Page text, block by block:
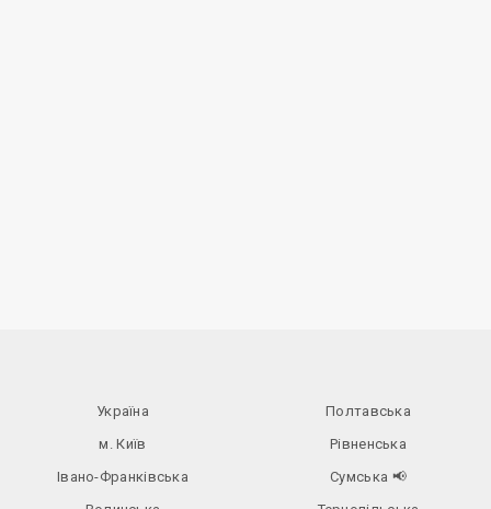
Україна
м. Київ
Івано-Франківська
Полтавська
Рівненська
Сумська 📢